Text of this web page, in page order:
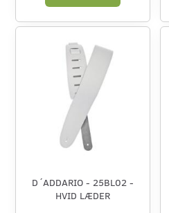
D´ADDARIO - 25BL02 -
HVID LÆDER